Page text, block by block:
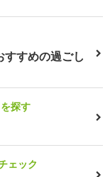
すめの過ごし
探す
ェック